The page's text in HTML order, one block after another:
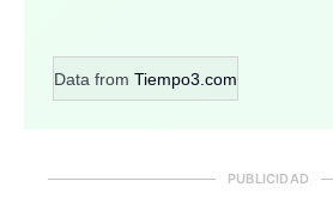
Data from Tiempo3.com
PUBLICIDAD